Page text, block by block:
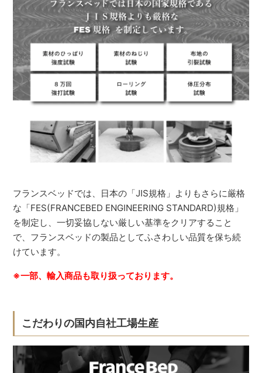
フランスベッドでは、日本の「JIS規格」よりもさらに厳格
な「FES(FRANCEBED ENGINEERING STANDARD)規格」
を制定し、一切妥協しない厳しい基準をクリアすること
で、フランスベッドの製品としてふさわしい品質を保ち続
けています。
※一部、輸入商品も取り扱っております。
こだわりの国内自社工場生産